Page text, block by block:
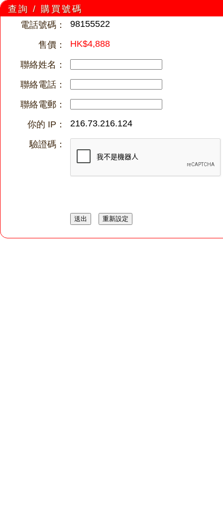
查詢 / 購買號碼
電話號碼：
98155522
售價： HK$4,888
聯絡姓名：
聯絡電話：
聯絡電郵：
你的 IP：
216.73.216.124
驗證碼：